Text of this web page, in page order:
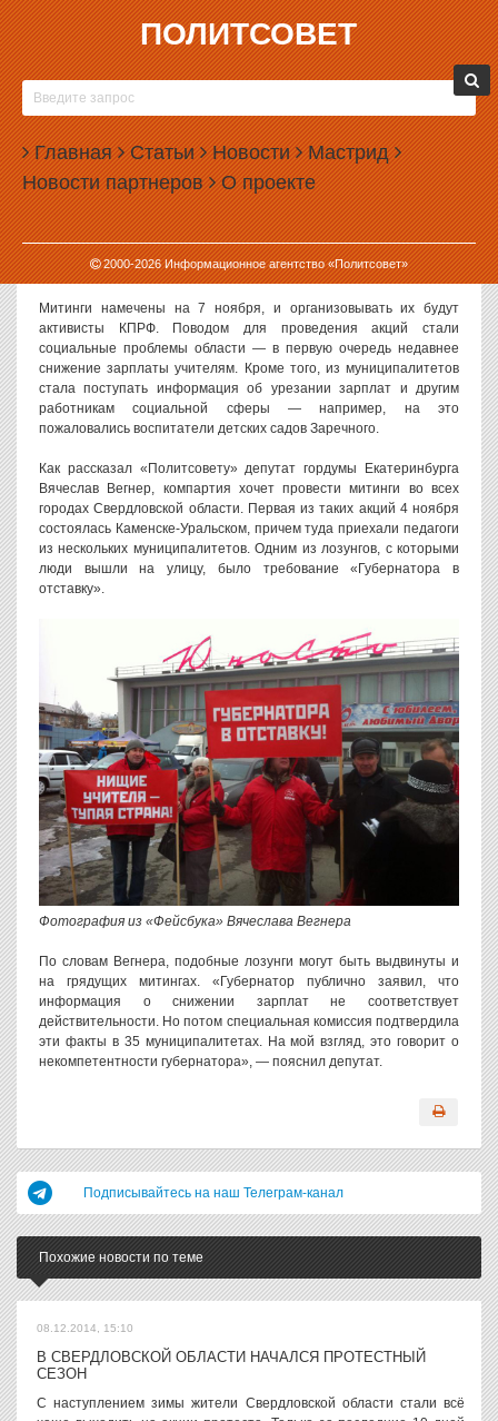
ПОЛИТСОВЕТ
Главная Статьи Новости Мастрид
Новости партнеров О проекте
2000-2026Информационное агентство «Политсовет»
05.11.2014, 14:41
В СВЕРДЛОВСКОЙ ОБЛАСТИ ПРОХОДЯТ
МИТИНГИ ЗА ОТСТАВКУ ГУБЕРНАТОРА
КУЙВАШЕВА
На этой неделе сразу в нескольких городах Свердловской
области пройдут протестные митинги, участники которых в числе
прочего могут потребовать отставки губернатора Евгения
Куйвашева. Акция с таким требованием накануне уже прошла в
Каменске-Уральском.
Митинги намечены на 7 ноября, и организовывать их будут
активисты КПРФ. Поводом для проведения акций стали
социальные проблемы области — в первую очередь недавнее
снижение зарплаты учителям. Кроме того, из муниципалитетов
стала поступать информация об урезании зарплат и другим
работникам социальной сферы — например, на это
пожаловались воспитатели детских садов Заречного.
Как рассказал «Политсовету» депутат гордумы Екатеринбурга
Вячеслав Вегнер, компартия хочет провести митинги во всех
городах Свердловской области. Первая из таких акций 4 ноября
состоялась Каменске-Уральском, причем туда приехали педагоги
из нескольких муниципалитетов. Одним из лозунгов, с которыми
люди вышли на улицу, было требование «Губернатора в
отставку».
Фотография из «Фейсбука» Вячеслава Вегнера
По словам Вегнера, подобные лозунги могут быть выдвинуты и
на грядущих митингах. «Губернатор публично заявил, что
информация о снижении зарплат не соответствует
действительности. Но потом специальная комиссия подтвердила
эти факты в 35 муниципалитетах. На мой взгляд, это говорит о
некомпетентности губернатора», — пояснил депутат.
Подписывайтесь на наш Телеграм-канал
Похожие новости по теме
08.12.2014, 15:10
В СВЕРДЛОВСКОЙ ОБЛАСТИ НАЧАЛСЯ ПРОТЕСТНЫЙ
СЕЗОН
С наступлением зимы жители Свердловской области стали всё